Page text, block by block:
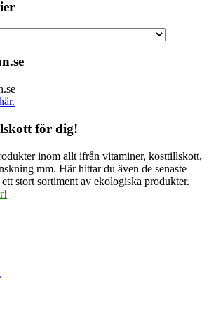
kr.
för dig!
inom allt ifrån vitaminer, kosttillskott,
mm. Här hittar du även de senaste
stort sortiment av ekologiska produkter.